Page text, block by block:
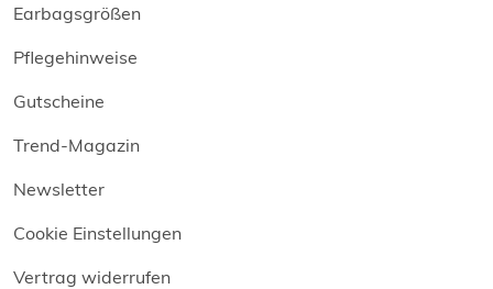
Earbagsgrößen
Pflegehinweise
Gutscheine
Trend-Magazin
Newsletter
Cookie Einstellungen
Vertrag widerrufen